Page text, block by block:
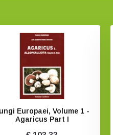
Europaei, Volume 1 -
Agaricus Part I